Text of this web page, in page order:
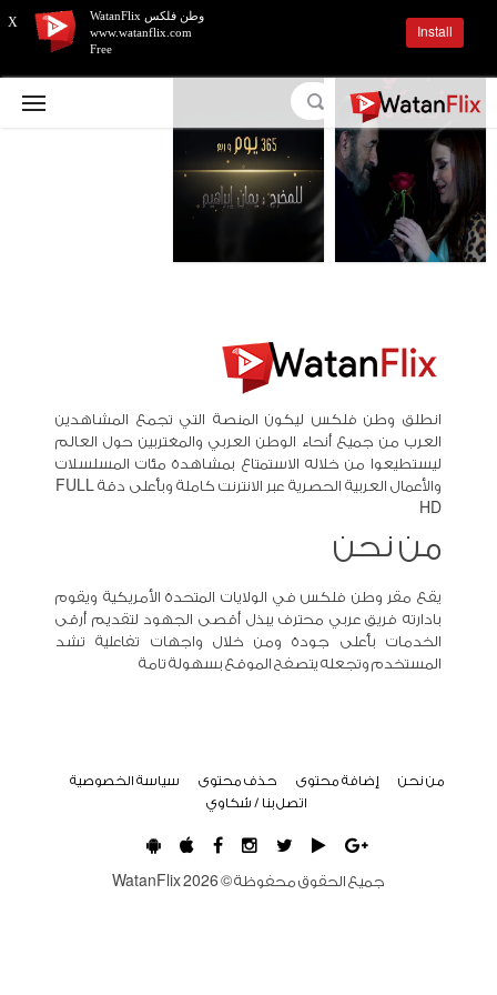
X
وطن فلكس WatanFlix
www.watanflix.com
Free
Install
انطلق وطن فلكس ليكون المنصة التي تجمع المشاهدين
العرب من جميع أنحاء الوطن العربي والمغتربين حول العالم
ليستطيعوا من خلاله الاستمتاع بمشاهدة مئات المسلسلات
والأعمال العربية الحصرية عبر الانترنت كاملة وبأعلى دقة FULL
HD
من نحن
يقع مقر وطن فلكس في الولايات المتحدة الأمريكية ويقوم
بادارته فريق عربي محترف يبذل أقصى الجهود لتقديم أرقى
الخدمات بأعلى جودة ومن خلال واجهات تفاعلية تشد
المستخدم وتجعله يتصفح الموقع بسهولة تامة
من نحن إضافة محتوى حذف محتوى
سياسة الخصوصية
اتصل بنا / شكاوي
جميع الحقوق محفوظة © WatanFlix2026